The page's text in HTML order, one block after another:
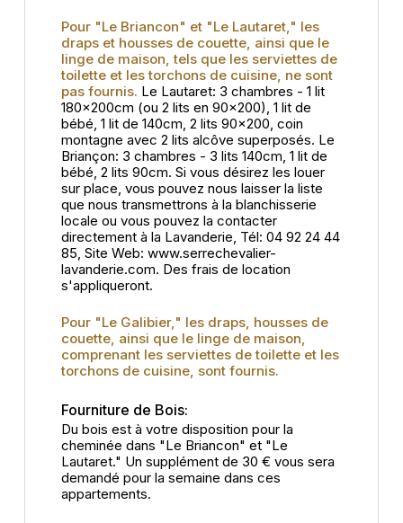
Pour "Le Briancon" et "Le Lautaret," les
draps et housses de couette, ainsi que le
linge de maison, tels que les serviettes de
toilette et les torchons de cuisine, ne sont
pas fournis. Le Lautaret: 3 chambres - 1 lit
180x200cm (ou 2 lits en 90×200), 1 lit de
bébé, 1 lit de 140cm, 2 lits 90x200, coin
montagne avec 2 lits alcôve superposés. Le
Briançon: 3 chambres - 3 lits 140cm, 1 lit de
bébé, 2 lits 90cm. Si vous désirez les louer
sur place, vous pouvez nous laisser la liste
que nous transmettrons à la blanchisserie
locale ou vous pouvez la contacter
directement à la Lavanderie, Tél: 04 92 24 44
85, Site Web: www.serrechevalier-
lavanderie.com. Des frais de location
s'appliqueront.
Pour "Le Galibier," les draps, housses de
couette, ainsi que le linge de maison,
comprenant les serviettes de toilette et les
torchons de cuisine, sont fournis.
Fourniture de Bois:
Du bois est à votre disposition pour la
cheminée dans "Le Briancon" et "Le
Lautaret." Un supplément de 30 € vous sera
demandé pour la semaine dans ces
appartements.